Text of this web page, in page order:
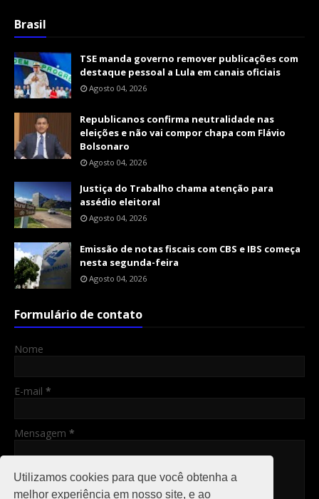
Utilizamos cookies para que você obtenha a
melhor experiência em nosso site, e ao
Brasil
TSE manda governo remover publicações com
destaque pessoal a Lula em canais oficiais
Agosto 04, 2026
Republicanos confirma neutralidade nas
eleições e não vai compor chapa com Flávio
Bolsonaro
Agosto 04, 2026
Justiça do Trabalho chama atenção para
assédio eleitoral
Agosto 04, 2026
Emissão de notas fiscais com CBS e IBS começa
nesta segunda-feira
Agosto 04, 2026
Formulário de contato
Nome
E-mail *
Mensagem *